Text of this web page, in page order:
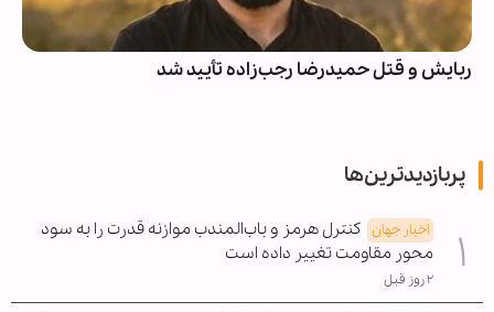
ربایش و قتل حمیدرضا رجب‌زاده تأیید شد
پربازدیدترین‌ها
اخبار جهان کنترل هرمز و باب‌المندب موازنه قدرت را به سود
محور مقاومت تغییر داده است
۲ روز قبل